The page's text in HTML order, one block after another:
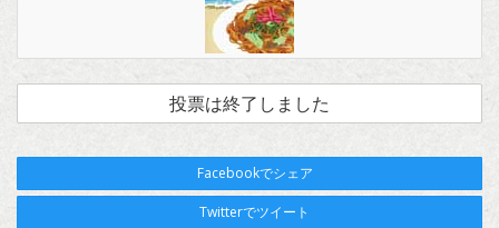
投票は終了しました
Facebookでシェア
Twitterでツイート